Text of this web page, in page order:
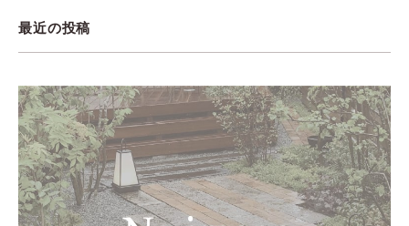
最近の投稿